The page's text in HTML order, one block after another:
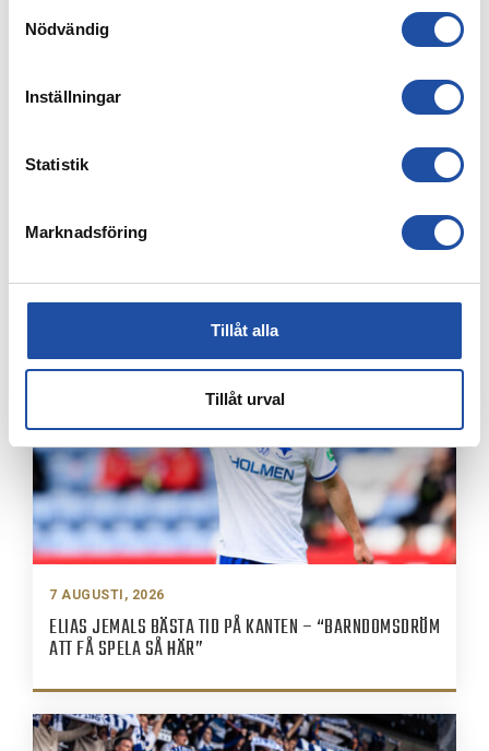
Nödvändig
Inställningar
Statistik
Marknadsföring
Tillåt alla
Tillåt urval
IFK-TRUPPEN MOT IK BRAGE
7 AUGUSTI, 2026
ELIAS JEMALS BÄSTA TID PÅ KANTEN – “BARNDOMSDRÖM
ATT FÅ SPELA SÅ HÄR”